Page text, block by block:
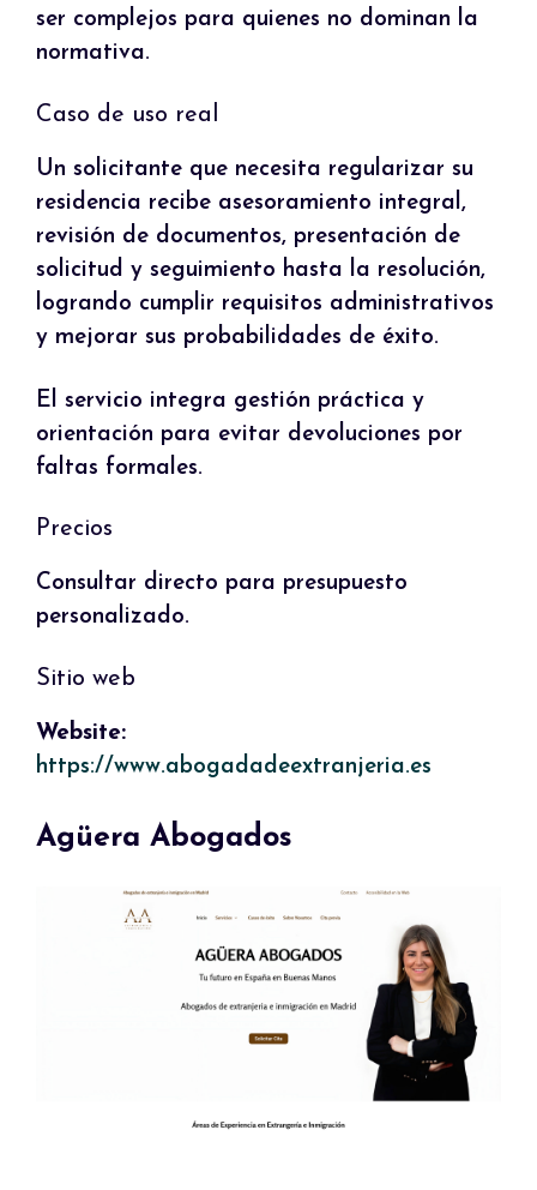
ser complejos para quienes no dominan la
normativa.
Caso de uso real
Un solicitante que necesita regularizar su
residencia recibe asesoramiento integral,
revisión de documentos, presentación de
solicitud y seguimiento hasta la resolución,
logrando cumplir requisitos administrativos
y mejorar sus probabilidades de éxito.
El servicio integra gestión práctica y
orientación para evitar devoluciones por
faltas formales.
Precios
Consultar directo para presupuesto
personalizado.
Sitio web
Website:
https://www.abogadadeextranjeria.es
Agüera Abogados